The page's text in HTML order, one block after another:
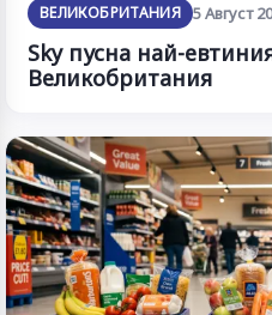
ВЕЛИКОБРИТАНИЯ 5 Август
Sky пусна най-
Великобритания